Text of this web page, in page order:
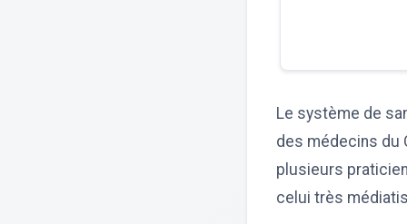
Le système de
des médecins du
plusieurs
celui très